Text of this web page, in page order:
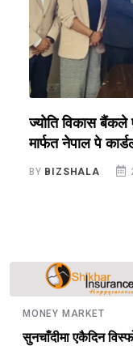
ज्योति विकास बैंकले
मार्फत नेपाल पे
BY BIZSHALA
MONEY MARKET
सुनचाँदीमा एकैदिन